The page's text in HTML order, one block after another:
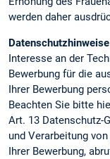
werden daher
Interesse an der
Bewerbung für die
Ihrer Bewerbung
Beachten Sie bitte
Art. 13 Datenschutz-
und Verarbeitung
Ihrer Bewerbung,